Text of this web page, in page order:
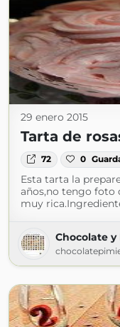
29 enero 2015
Tarta de
72 0
Esta tarta la
años,no tengo foto
muy
Chocolate